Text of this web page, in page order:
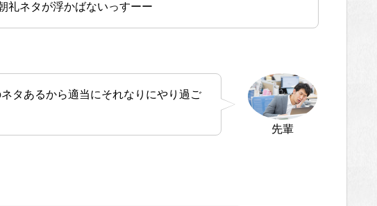
礼ネタが浮かばないっすーー
先輩
タあるから適当にそれなりにやり過ご